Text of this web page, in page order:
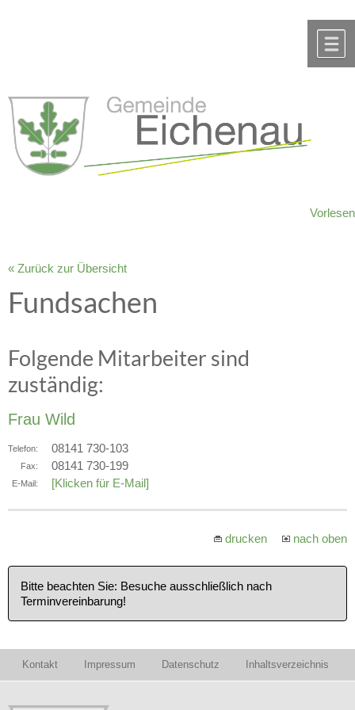
Vorlesen
« Zurück zur Übersicht
Fundsachen
Folgende Mitarbeiter sind
zuständig:
Frau Wild
Telefon: 08141 730-103
Fax: 08141 730-199
E-Mail: [Klicken für E-Mail]
drucken nach oben
Bitte beachten Sie: Besuche ausschließlich nach
Terminvereinbarung!
Kontakt Impressum Datenschutz Inhaltsverzeichnis